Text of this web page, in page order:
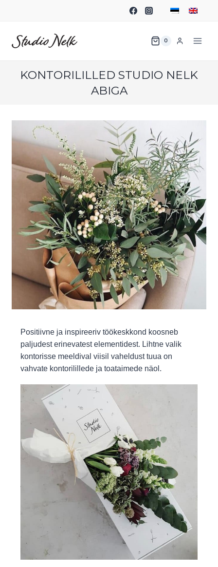
0
KONTORILILLED STUDIO NELK
ABIGA
Positiivne ja inspireeriv töökeskkond koosneb
paljudest erinevatest elementidest. Lihtne valik
kontorisse meeldival viisil vaheldust tuua on
vahvate kontorilillede ja toataimede näol.